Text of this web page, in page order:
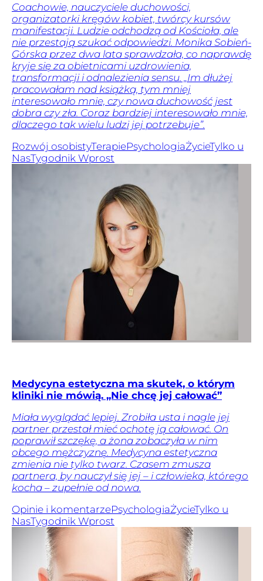
Coachowie, nauczyciele duchowości,
organizatorki kręgów kobiet, twórcy kursów
manifestacji. Ludzie odchodzą od Kościoła, ale
nie przestają szukać odpowiedzi. Monika Sobień-
Górska przez dwa lata sprawdzała, co naprawdę
kryje się za obietnicami uzdrowienia,
transformacji i odnalezienia sensu. „Im dłużej
pracowałam nad książką, tym mniej
interesowało mnie, czy nowa duchowość jest
dobra czy zła. Coraz bardziej interesowało mnie,
dlaczego tak wielu ludzi jej potrzebuje”.
Rozwój osobistyTerapiePsychologiaŻycieTylko u
NasTygodnik Wprost
Medycyna estetyczna ma skutek, o którym
kliniki nie mówią. „Nie chcę jej całować”
Miała wyglądać lepiej. Zrobiła usta i nagle jej
partner przestał mieć ochotę ją całować. On
poprawił szczękę, a żona zobaczyła w nim
obcego mężczyznę. Medycyna estetyczna
zmienia nie tylko twarz. Czasem zmusza
partnera, by nauczył się jej – i człowieka, którego
kocha – zupełnie od nowa.
Opinie i komentarzePsychologiaŻycieTylko u
NasTygodnik Wprost